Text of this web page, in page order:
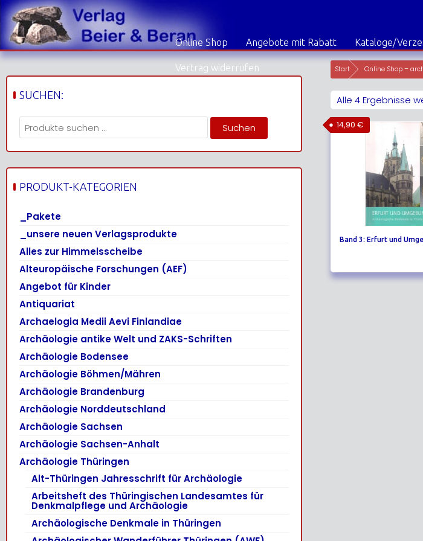
Skip
to
content
Online Shop Angebote mit Rabatt Kataloge/
Vertrag widerrufen Start Online Shop –
Alle 4 Ergebnisse
Band 3: Erfurt und
14,90€
SUCHEN:
Suchen
nach: Suchen
PRODUKT-KATEGORIEN
_Pakete
_unsere neuen Verlagsprodukte
Alles zur Himmelsscheibe
Alteuropäische Forschungen (AEF)
Angebot für Kinder
Antiquariat
Archaelogia Medii Aevi Finlandiae
Archäologie antike Welt und ZAKS-Schriften
Archäologie Bodensee
Archäologie Böhmen/Mähren
Archäologie Brandenburg
Archäologie Norddeutschland
Archäologie Sachsen
Archäologie Sachsen-Anhalt
Archäologie Thüringen
Alt-Thüringen Jahresschrift für Archäologie
Arbeitsheft des Thüringischen Landesamtes für
Denkmalpflege und Archäologie
Archäologische Denkmale in Thüringen